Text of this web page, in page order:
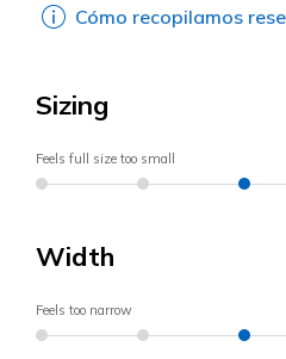
Cómo recopilamos
Sizing
Feels full size too small
Width
Feels too narrow